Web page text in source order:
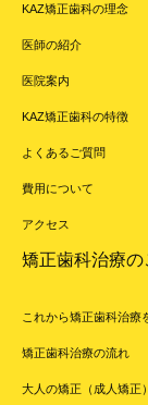
KAZ矯正歯科の理念
医師の紹介
医院案内
KAZ矯正歯科の特徴
よくあるご質問
費用について
アクセス
矯正歯科治療の
これから矯正歯科治療
矯正歯科治療の流れ
大人の矯正（成人矯正）